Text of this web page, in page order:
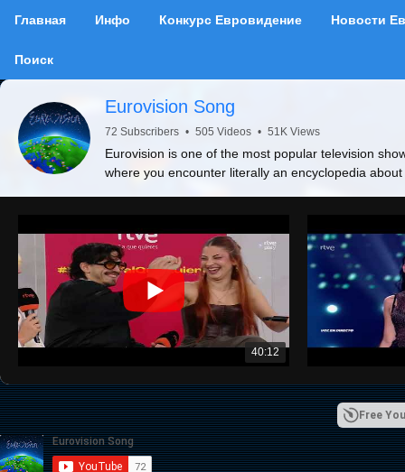
Главная Инфо Конкурс Евровидение Новости
Поиск
Eurovision Song
72 Subscribers • 505 Videos • 51K Views
Eurovision is one of the most popular television
where you encounter literally an encyclopedia
40:12
Free